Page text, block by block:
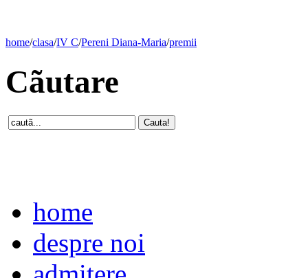
home/clasa/IV C/Pereni Diana-Maria/premii
Cãutare
home
despre noi